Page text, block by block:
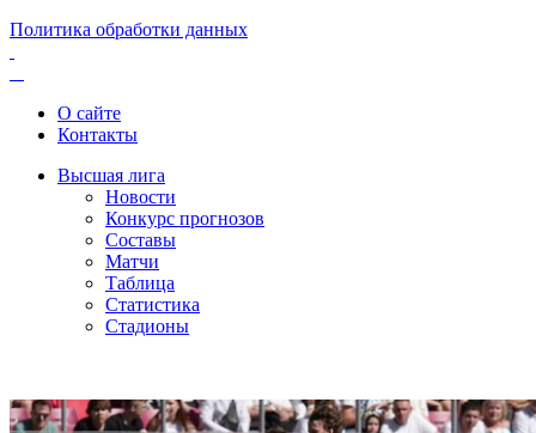
Политика обработки данных
О сайте
Контакты
Высшая лига
Новости
Конкурс прогнозов
Составы
Матчи
Таблица
Статистика
Стадионы